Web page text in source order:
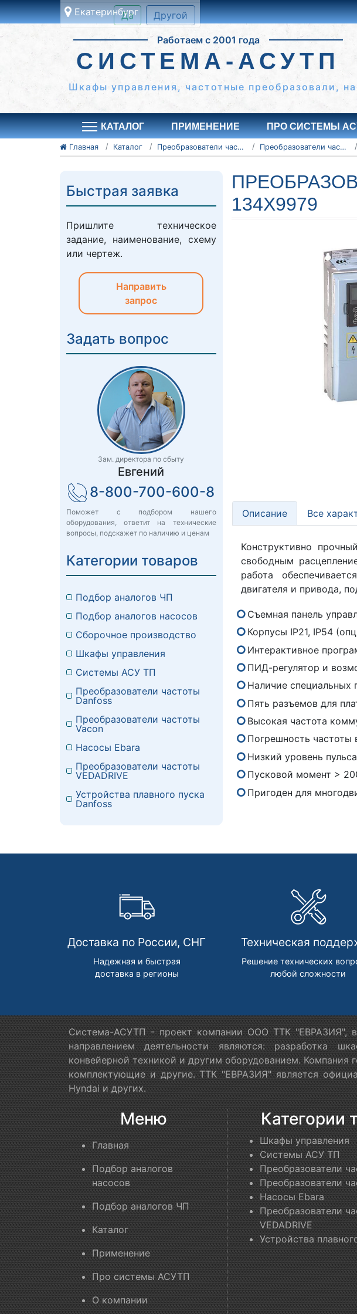
Екатеринбург
Это ближайши к вам
город:
Екатеринбург
Другой
Работаем с 2001 года
СИСТЕМА-АСУТП
Шкафы управления, частотные преобразовали,
КАТАЛОГ ПРИМЕНЕНИЕ ПРО СИСТЕМЫ
Главная Каталог Преобразователи частоты Vacon Преобразователи частоты Vacon серии NXC, NXP/NXS
134X9979
Описание Все
Конструктивно
свободным
работа
двигателя и привода,
Съемная панель
Корпусы IP21, IP54
Интерактивное
ПИД-регулятор и
Наличие специальных
Пять разъемов для
Высокая частота
Погрешность
Низкий уровень
Пусковой момент >
Пригоден для
Быстрая заявка
Пришлите техническое
задание, наименование, схему
или чертеж.
Направить
запрос
Задать вопрос
Зам. директора по сбыту
Евгений
8-800-700-600-8
Поможет с подбором нашего
оборудования, ответит на технические
вопросы, подскажет по наличию и ценам
Категории товаров
Подбор аналогов ЧП
Подбор аналогов насосов
Сборочное производство
Шкафы управления
Системы АСУ ТП
Преобразователи частоты
Danfoss
Преобразователи частоты
Vacon
Насосы Ebara
Преобразователи частоты
VEDADRIVE
Устройства плавного пуска
Danfoss
Доставка по России, СНГ
Надежная и быстрая
доставка в регионы
Техническая
Решение технических
любой сложности
Система-АСУТП - проект компании ООО ТТК "ЕВРАЗИЯ",
направлением деятельности являются: разработка
конвейерной техникой и другим оборудованием. Компания
комплектующие и другие. ТТК "ЕВРАЗИЯ" является
Hyndai и других.
Меню
Главная
Подбор аналогов
насосов
Подбор аналогов ЧП
Каталог
Применение
Про системы АСУТП
О компании
Категории
Шкафы управления
Системы АСУ ТП
Преобразователи
Преобразователи
Насосы Ebara
Преобразователи
VEDADRIVE
Устройства